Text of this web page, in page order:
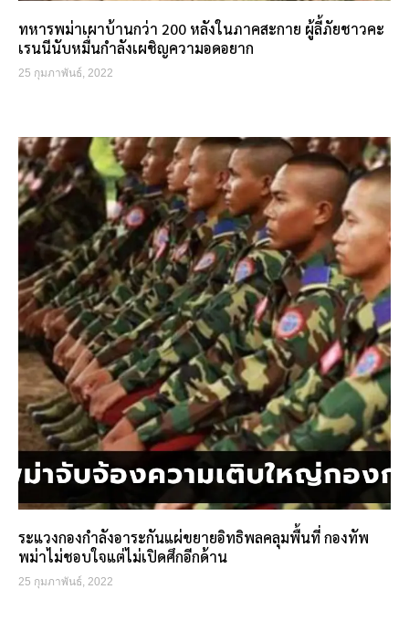
ทหารพม่าเผาบ้านกว่า 200 หลังในภาคสะกาย ผู้ลี้ภัยชาวคะ
เรนนีนับหมื่นกำลังเผชิญความอดอยาก
25 กุมภาพันธ์, 2022
ระแวงกองกำลังอาระกันแผ่ขยายอิทธิพลคลุมพื้นที่ กองทัพ
พม่าไม่ชอบใจแต่ไม่เปิดศึกอีกด้าน
25 กุมภาพันธ์, 2022